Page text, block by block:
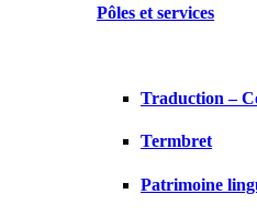
Pôles et services
Traduction –
Termbret
Patrimoine